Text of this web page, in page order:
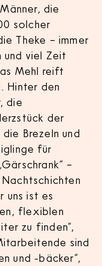
die
solcher
Theke – immer
viel Zeit
Mehl reift
Hinter den
die
der
Brezeln und
für
–
uns ist es
flexiblen
zu finden“,
sind
und -bäcker“,